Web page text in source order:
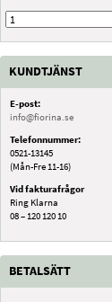
KUNDTJÄNST
E-post:
info@fiorina.se
Telefonnummer:
0521-13145
(Mån-Fre 11-16)
Vid fakturafrågor
Ring Klarna
08 – 120 120 10
BETALSÄTT